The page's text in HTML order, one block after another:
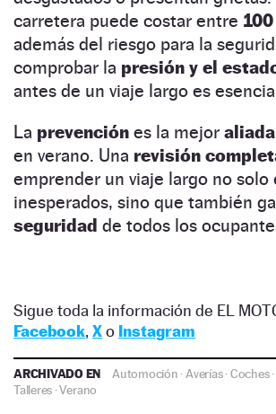
carretera puede costar entre
además del riesgo para la
comprobar la presión y el
antes de un viaje largo es
La prevención es la mejor aliada
en verano. Una revisión
emprender un viaje largo no solo
inesperados, sino que también
seguridad de todos los
Sigue toda la información de EL
Facebook, Xo Instagram
ARCHIVADO EN Automoción · Averías·Coches·
Talleres ·Verano